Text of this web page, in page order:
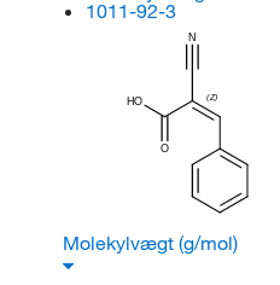
1011-92-3
HO
O
N
(Z)
Molekylvægt (g/mol)